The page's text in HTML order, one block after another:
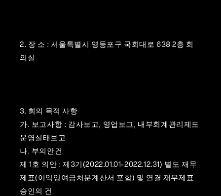
2. 장 소 : 서울특별시 영등포구 국회대로 638 2층 회
의실
3. 회의 목적 사항
가. 보고사항 : 감사보고, 영업보고, 내부회계관리제도
운영실태보고
나. 부의안건
제 1호 의안 : 제3기(2022.01.01~2022.12.31) 별도 재무
제표(이익잉여금처분계산서 포함) 및 연결 재무제표
승인의 건